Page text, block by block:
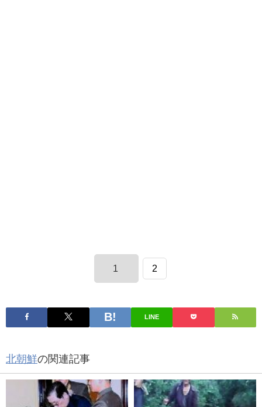
1 2
LINE
北朝鮮の関連記事